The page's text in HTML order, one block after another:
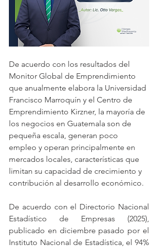
De acuerdo con los resultados del
Monitor Global de Emprendimiento
que anualmente elabora la Universidad
Francisco Marroquín y el Centro de
Emprendimiento Kirzner, la mayoría de
los negocios en Guatemala son de
pequeña escala, generan poco
empleo y operan principalmente en
mercados locales, características que
limitan su capacidad de crecimiento y
contribución al desarrollo económico.
De acuerdo con el Directorio Nacional
Estadístico de Empresas (2025),
publicado en diciembre pasado por el
Instituto Nacional de Estadística, el 94%